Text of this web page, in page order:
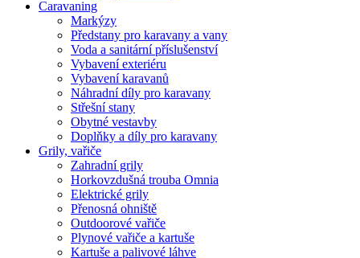
Caravaning
Markýzy
Předstany pro karavany a vany
Voda a sanitární příslušenství
Vybavení exteriéru
Vybavení karavanů
Náhradní díly pro karavany
Střešní stany
Obytné vestavby
Doplňky a díly pro karavany
Grily, vařiče
Zahradní grily
Horkovzdušná trouba Omnia
Elektrické grily
Přenosná ohniště
Outdoorové vařiče
Plynové vařiče a kartuše
Kartuše a palivové láhve